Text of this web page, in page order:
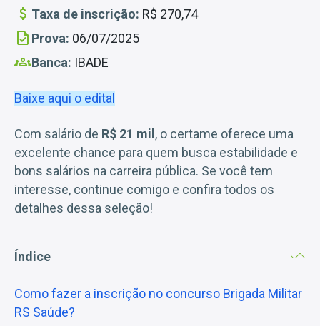
Taxa de inscrição: R$ 270,74
Prova: 06/07/2025
Banca: IBADE
Baixe aqui o edital
Com salário de R$ 21 mil , o certame oferece uma
excelente chance para quem busca estabilidade e
bons salários na carreira pública. Se você tem
interesse, continue comigo e confira todos os
detalhes dessa seleção!
Índice
Como fazer a inscrição no concurso Brigada Militar
RS Saúde?